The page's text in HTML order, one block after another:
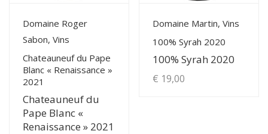
View Details
Domaine Roger
Sabon, Vins
Chateauneuf du Pape
Blanc « Renaissance »
2021
Chateauneuf du
Pape Blanc «
Renaissance » 2021
View Details
Domaine Martin, Vins
100% Syrah 2020
100% Syrah 2020
€ 19,00